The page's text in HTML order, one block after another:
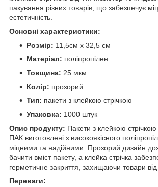
пакування різних товарів, що забезпечує
естетичність.
Основні характеристики:
Розмір: 11,5см x 32,5 см
Матеріал: поліпропілен
Товщина: 25 мкм
Колір: прозорий
Тип: пакети з клейкою стрічкою
Упаковка: 1000 штук
Опис продукту: Пакети з клейкою
ПАК виготовлені з високоякісного
міцними та надійними. Прозорий дизайн
бачити вміст пакету, а клейка стрічка
герметичне закриття, захищаючи товари від
Переваги: